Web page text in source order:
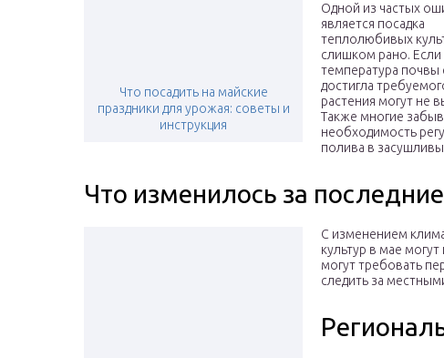
Что посадить на майские
праздники для урожая: советы и
инструкция
Одной из частых
является посадка
теплолюбивых
слишком рано. Если
температура почвы
достигла
растения могут не
Также многие
необходимость
полива в
Что изменилось за
С изменением
культур в мае
могут требовать
следить за